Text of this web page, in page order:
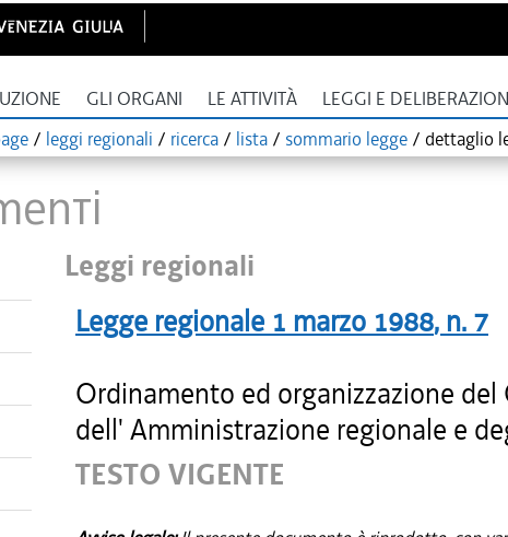
GLI ORGANI LE ATTIVITÀ LEGGI E
/ leggi regionali / ricerca / lista / sommario legge / dettaglio
Leggi regionali
Legge regionale 1 marzo 1988, n. 7
Ordinamento ed organizzazione del
dell' Amministrazione regionale e
TESTO VIGENTE